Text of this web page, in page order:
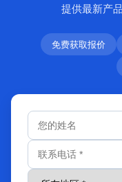
提供最新产
免费获取报价